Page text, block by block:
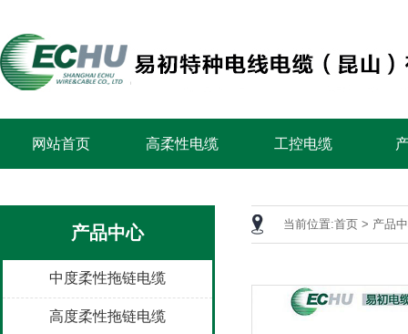
网站首页 高柔性电缆 工控电缆
产品中心
中度柔性拖链电缆
高度柔性拖链电缆
当前位置:首页 > 产品